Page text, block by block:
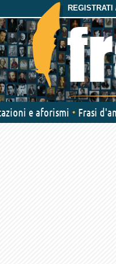
REGISTRATI
e aforismi Frasi